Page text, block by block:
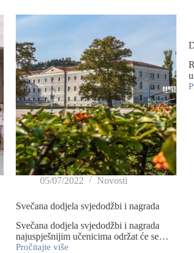
05/07/2022 Novosti
Svečana dodjela svjedodžbi i nagrada
Svečana dodjela svjedodžbi i nagrada
najuspješnijim učenicima održat će se…
Pročitajte više